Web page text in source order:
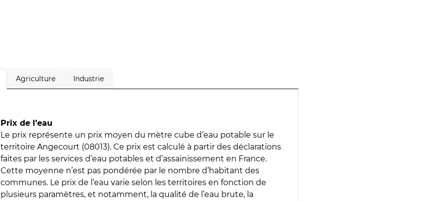
Agriculture Industrie
Prix de l’eau
Le prix représente un prix moyen du mètre cube d’eau potable sur le
territoire Angecourt (08013). Ce prix est calculé à partir des déclarations
faites par les services d’eau potables et d’assainissement en France.
Cette moyenne n’est pas pondérée par le nombre d’habitant des
communes. Le prix de l’eau varie selon les territoires en fonction de
plusieurs paramètres, et notamment, la qualité de l’eau brute, la